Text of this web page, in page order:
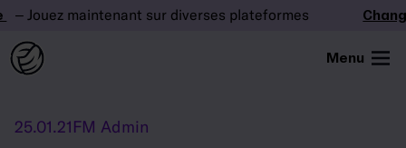
– Jouez maintenant sur diverses plateformes
Menu
25.01.21FM Admin